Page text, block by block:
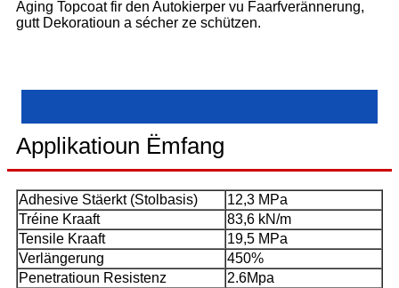
Aging Topcoat fir den Autokierper vu Faarfverännerung,
gutt Dekoratioun a sécher ze schützen.
Applikatioun Ëmfang
Adhesive Stäerkt (Stolbasis)
12,3 MPa
Tréine Kraaft
83,6 kN/m
Tensile Kraaft
19,5 MPa
Verlängerung
450%
Penetratioun Resistenz
2.6Mpa